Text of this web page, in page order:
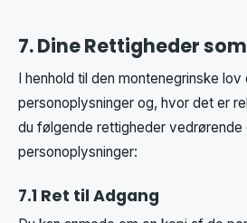
7. Dine Rettigheder
I henhold til den montenegrinske
personoplysninger og, hvor det er
du følgende rettigheder vedrørende
personoplysninger:
7.1 Ret til Adgang